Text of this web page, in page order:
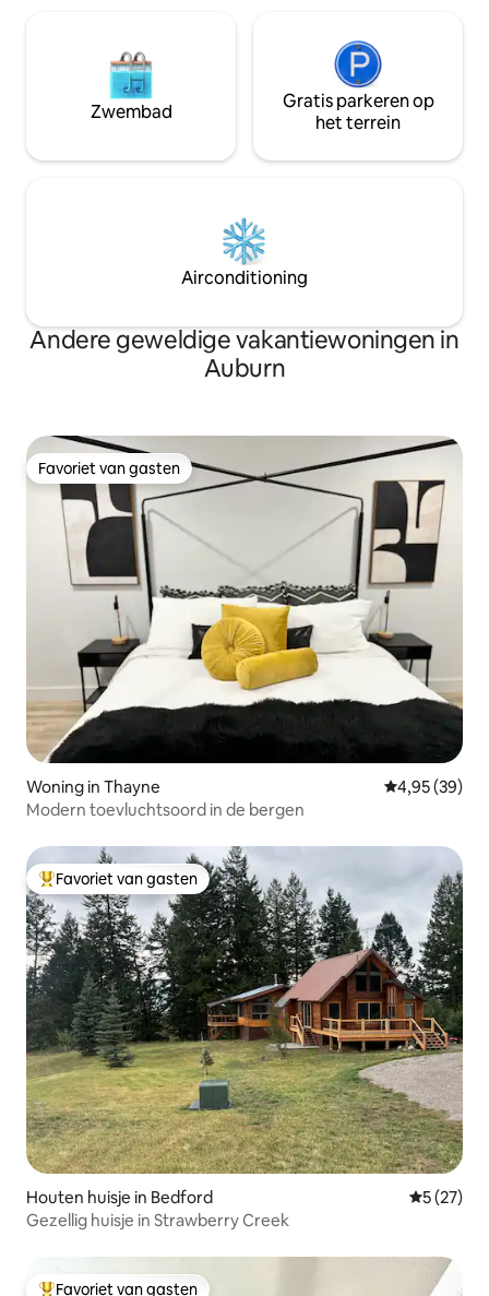
Zwembad
Gratis parkeren op
het terrein
Airconditioning
Andere geweldige vakantiewoningen in
Auburn
Favoriet van gasten
Favoriet van gasten
Woning in Thayne Gemiddelde
4,95 (39)
Modern toevluchtsoord in de bergen
Topfavoriet van gasten
Favoriet van gasten
Houten huisje in Bedford
5 (27)
Gezellig huisje in Strawberry Creek
Favoriet van gasten